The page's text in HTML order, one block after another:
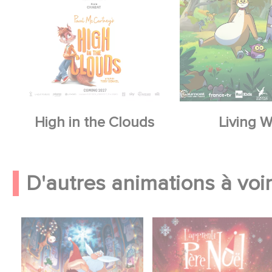
High in the Clouds Living
D'autres animations à voir